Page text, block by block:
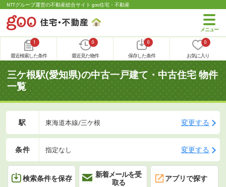
NTTグループ運営の不動産総合サイト goo住宅・不動産
1
最近検索した条件
0
最近見た物件
0
保存した条件
0
お気に入り
三ケ根駅(愛知県)の中古一戸建て・中古住宅 物件
一覧
駅 東海道本線/三ケ根 変更する
条件 指定なし 変更する
検索条件を保存
新着メールを受
取る
アプリで探す